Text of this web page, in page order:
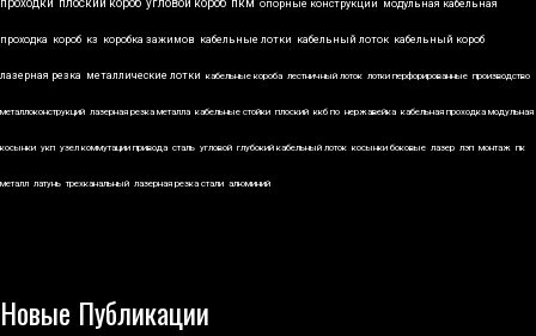
проходки плоский короб угловой короб пкм опорные конструкции модульная кабельная
проходка короб кз коробка зажимов кабельные лотки кабельный лоток кабельный короб
лазерная резка металлические лотки кабельные короба лестничный лоток лотки перфорированные производство
металлоконструкций лазерная резка металла кабельные стойки плоский ккб по нержавейка кабельная проходка модульная
косынки укп узел коммутации привода сталь угловой глубокий кабельный лоток косынки боковые лазер лэп монтаж пк
металл латунь трехканальный лазерная резка стали алюминий
Новые Публикации